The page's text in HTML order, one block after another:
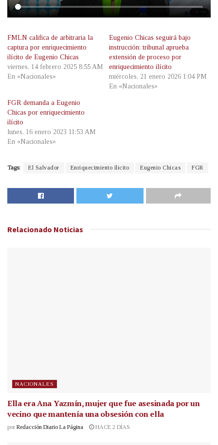
FMLN califica de arbitraria la
captura por enriquecimiento
ilícito de Eugenio Chicas
viernes, 14 febrero 2025 8:55 AM
En «Nacionales»
Eugenio Chicas seguirá bajo
instrucción: tribunal aprueba
extensión de proceso por
enriquecimiento ilícito
miércoles, 21 enero 2026 1:04 PM
En «Nacionales»
FGR demanda a Eugenio
Chicas por enriquecimiento
ilícito
lunes, 16 enero 2023 11:53 AM
En «Nacionales»
Tags: El Salvador Enriquecimiento ílicito Eugenio Chicas FGR
Relacionado Noticias
NACIONALES
Ella era Ana Yazmín, mujer que fue asesinada por un
vecino que mantenía una obsesión con ella
por Redacción Diario La Página HACE 2 DÍAS